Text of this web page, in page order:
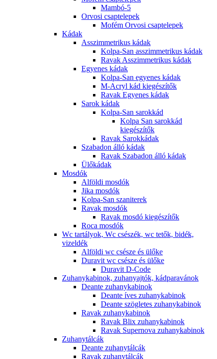
Mambó-5
Orvosi csaptelepek
Mofém Orvosi csaptelepek
Kádak
Asszimmetrikus kádak
Kolpa-San asszimmetrikus kádak
Ravak Asszimmetrikus kádak
Egyenes kádak
Kolpa-San egyenes kádak
M-Acryl kád kiegészítők
Ravak Egyenes kádak
Sarok kádak
Kolpa-San sarokkád
Kolpa San sarokkád
kiegészítők
Ravak Sarokkádak
Szabadon álló kádak
Ravak Szabadon álló kádak
Ülőkádak
Mosdók
Alföldi mosdók
Jika mosdók
Kolpa-San szaniterek
Ravak mosdók
Ravak mosdó kiegészítők
Roca mosdók
Wc tartályok, Wc csészék, wc tetők, bidék,
vizeldék
Alföldi wc csésze és ülőke
Duravit wc csésze és ülőke
Duravit D-Code
Zuhanykabinok, zuhanyajtók, kádparavánok
Deante zuhanykabinok
Deante íves zuhanykabinok
Deante szögletes zuhanykabinok
Ravak zuhanykabinok
Ravak Blix zuhanykabinok
Ravak Supernova zuhanykabinok
Zuhanytálcák
Deante zuhanytálcák
Ravak zuhanytálcák